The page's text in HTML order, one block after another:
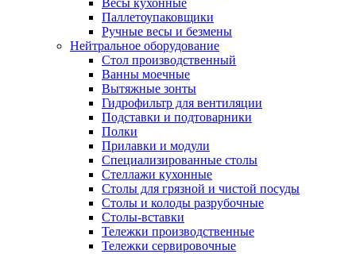
Весы кухонные
Паллетоупаковщики
Ручные весы и безмены
Нейтральное оборудование
Cтол производственный
Ванны моечные
Вытяжные зонты
Гидрофильтр для вентиляции
Подставки и подтоварники
Полки
Прилавки и модули
Специализированные столы
Стеллажи кухонные
Столы для грязной и чистой посуды
Столы и колоды разрубочные
Столы-вставки
Тележки производственные
Тележки сервировочные